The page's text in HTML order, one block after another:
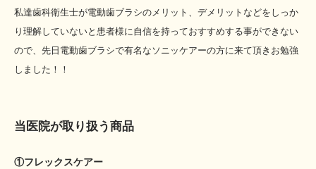
私達歯科衛生士が電動歯ブラシのメリット、デメリットなどをしっか
り理解していないと患者様に自信を持っておすすめする事ができない
ので、先日電動歯ブラシで有名なソニッケアーの方に来て頂きお勉強
しました！！
当医院が取り扱う商品
①フレックスケアー